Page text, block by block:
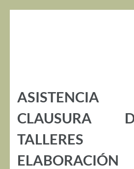
CLAUSURA